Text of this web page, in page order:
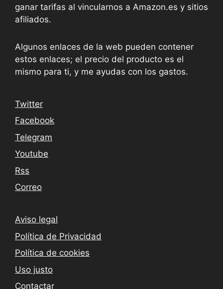
ganar tarifas al vincularnos a Amazon.es y sitios
afiliados.
Algunos enlaces de la web pueden contener
estos enlaces; el precio del producto es el
mismo para ti, y me ayudas con los gastos.
Twitter
Facebook
Telegram
Youtube
Rss
Correo
Aviso legal
Política de Privacidad
Política de cookies
Uso justo
Contactar